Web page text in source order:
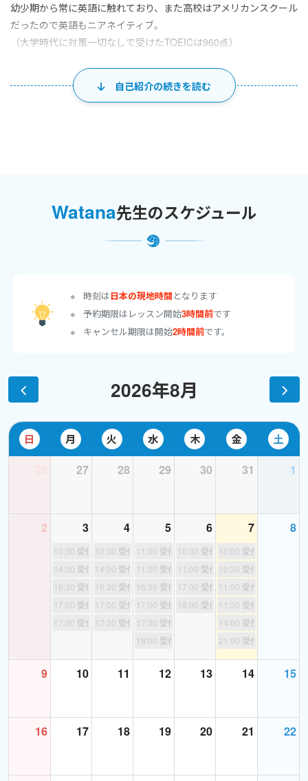
幼少期から常に英語に触れており、また高校はアメリカンスクール
だったので英語もニアネイティブ。
（大学時代に対策一切なしで受けたTOEICは960点）
高校を卒業し、大学進学を機に日本に帰国。
語学学習がとにかく好きで、進学した大学ではひたすら語学を貪
自他共に認める語学オタクです。
直近ではスウェーデン語を勉強していて、ゼロから始めてそろそ
また、2023年末にはポーランド語を始めました (＾＾)
語学の楽しさをできるだけ多くの人と分かち合うべく日々奮闘中
に日本語講師を務めるほか、
塾講師として中高生の受験対策および英検対策の指導に携わって
います。
また社会人向けに様々なニーズに応えた個別指導も行なっていま
す。
スペイン語実務通訳士資格保持者。
自己紹介の続きを読む
Watana先生のスケジュール
時刻は日本の現地時間 となります
予約期限はレッスン開始3時間前です
キャンセル期限は開始2時間前です。
2026年8月
日 月 火 水 木 金 土
27 28 29 30 31 1
2 3
10:30 受付終了
14:00 受付終了
16:30 受付終了
17:00 受付終了
17:30 受付終了
4
10:30 受付終了
14:00 受付終了
16:30 受付終了
17:00 受付終了
17:30 受付終了
5
11:00 受付終了
11:30 受付終了
16:30 受付終了
17:00 受付終了
17:30 受付終了
18:00 受付終了
6
10:30 受付終了
11:00 受付終了
17:00 受付終了
18:00 受付終了
7
10:00 受付終了
10:30 受付終了
11:00 受付終了
11:30 受付終了
14:00 受付終了
21:00 受付終了
8
9 10 11 12 13 14 15
16 17 18 19 20 21 22